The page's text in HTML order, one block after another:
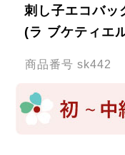
刺し子エコバ
(ラ ブケティエ
商品番号 sk442